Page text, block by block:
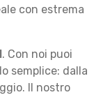
con estrema
. Con noi puoi
semplice: dalla
Il nostro